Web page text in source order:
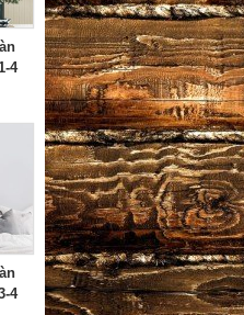
4
4